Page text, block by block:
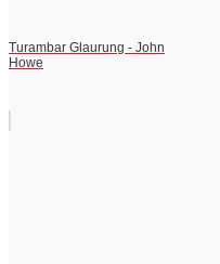
Turambar Glaurung - John
Howe